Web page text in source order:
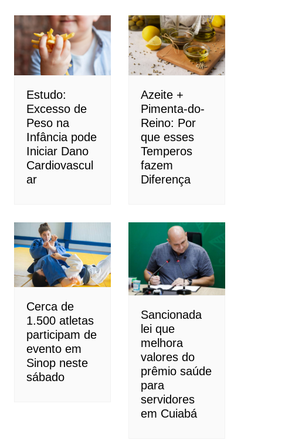
Estudo:
Excesso de
Peso na
Infância pode
Iniciar Dano
Cardiovascul
ar
Azeite +
Pimenta-do-
Reino: Por
que esses
Temperos
fazem
Diferença
Cerca de
1.500 atletas
participam de
evento em
Sinop neste
sábado
Sancionada
lei que
melhora
valores do
prêmio saúde
para
servidores
em Cuiabá